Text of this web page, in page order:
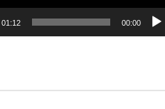
00:00
01:12